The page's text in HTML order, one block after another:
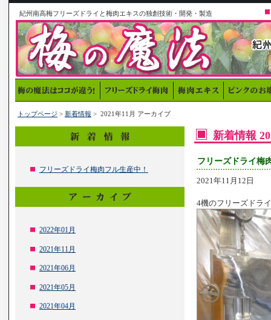
紀州南高梅フリーズドライと梅肉エキスの独創技術・開発・製造
トップページ > 新着情報 > 2021年11月 アーカイブ
フリーズドライ梅肉フル生産中！
2022年01月
2021年11月
2021年06月
2021年05月
2021年04月
新着情報
フリーズドライ梅
2021年11月12日
4機のフリーズドラ